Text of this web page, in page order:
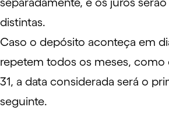
distintas.
Caso o depósito aconteça em
repetem todos os meses, como
31, a data considerada será o
seguinte.